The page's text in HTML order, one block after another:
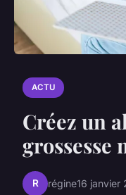
ACTU
Créez un
grossesse
R régine16 janvier